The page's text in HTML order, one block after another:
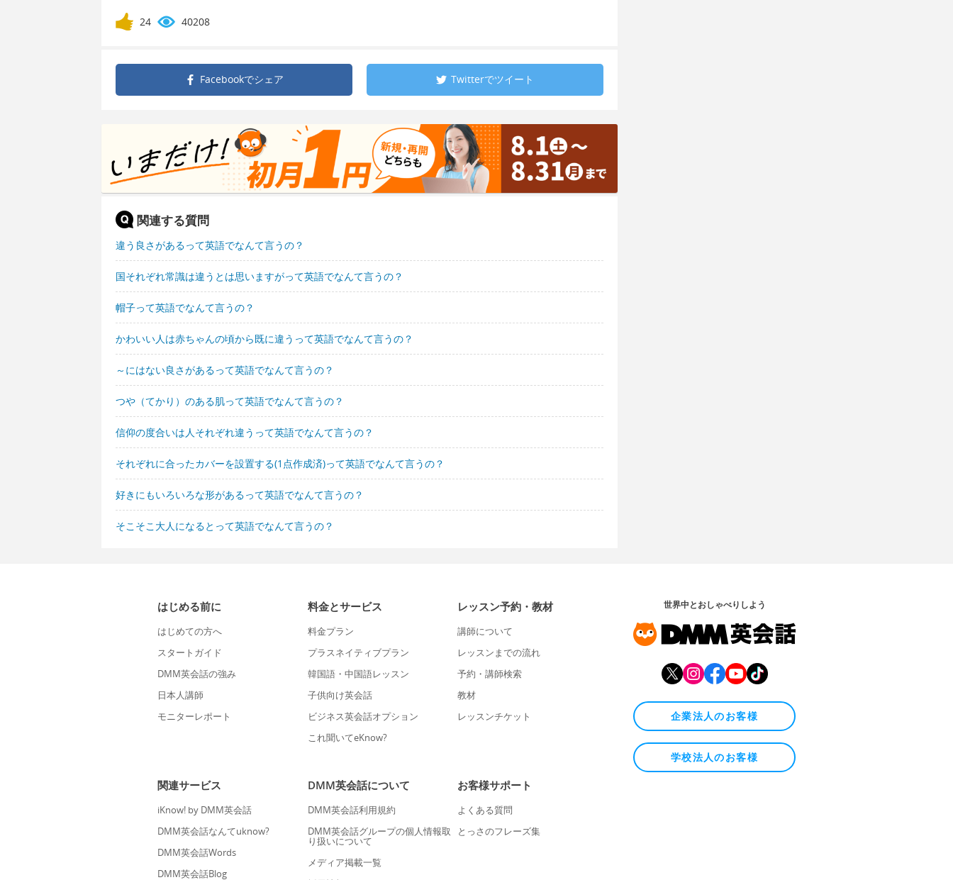
24 40208
Facebookでシェア Twitterでツイート
関連する質問
違う良さがあるって英語でなんて言うの？
国それぞれ常識は違うとは思いますがって英語でなんて言うの？
帽子って英語でなんて言うの？
かわいい人は赤ちゃんの頃から既に違うって英語でなんて言うの？
～にはない良さがあるって英語でなんて言うの？
つや（てかり）のある肌って英語でなんて言うの？
信仰の度合いは人それぞれ違うって英語でなんて言うの？
それぞれに合ったカバーを設置する(1点作成済)って英語でなんて言うの？
好きにもいろいろな形があるって英語でなんて言うの？
そこそこ大人になるとって英語でなんて言うの？
はじめる前に
はじめての方へ
スタートガイド
DMM英会話の強み
日本人講師
モニターレポート
料金とサービス
料金プラン
プラスネイティブプラン
韓国語・中国語レッスン
子供向け英会話
ビジネス英会話オプション
これ聞いてeKnow?
レッスン予約・教材
講師について
レッスンまでの流れ
予約・講師検索
教材
レッスンチケット
関連サービス
iKnow! by DMM英会話
DMM英会話なんてuknow?
DMM英会話Words
DMM英会話Blog
DMM英会話について
DMM英会話利用規約
DMM英会話グループの個人情報取
り扱いについて
メディア掲載一覧
お客様サポート
よくある質問
とっさのフレーズ集
世界中とおしゃべりしよう
企業法人のお客様
学校法人のお客様